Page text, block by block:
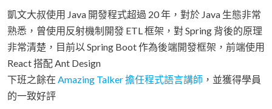
凱文大叔使用 Java 開發程式超過 20 年，對於 Java 生態非常
熟悉，曾使用反射機制開發 ETL 框架，對 Spring 背後的原理
非常清楚，目前以 Spring Boot 作為後端開發框架，前端使用
React 搭配 Ant Design
下班之餘在 Amazing Talker 擔任程式語言講師 ，並獲得學員
的一致好評